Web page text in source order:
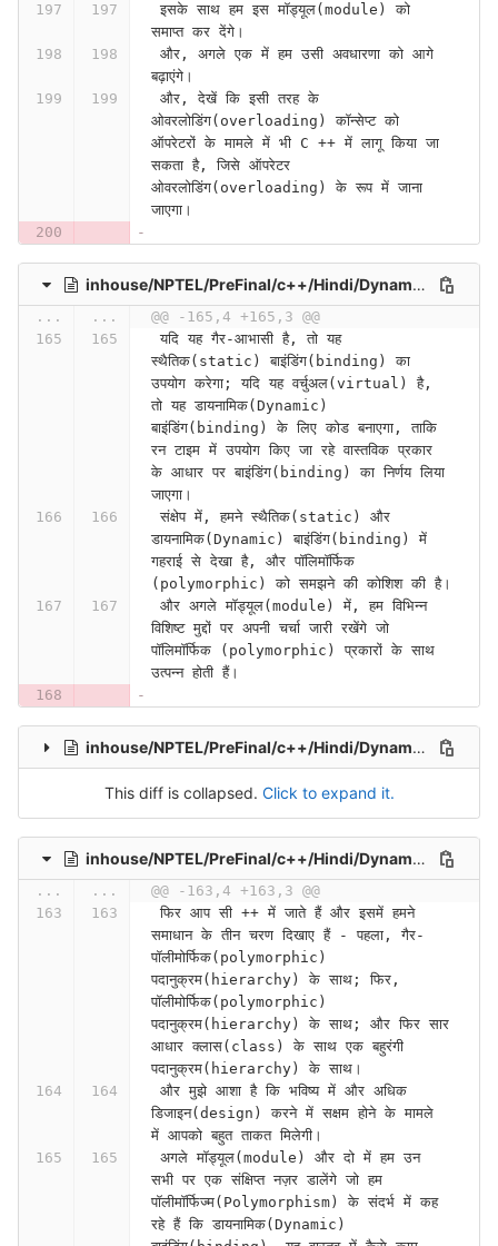
इसके साथ हम इस मॉड्यूल(module) को
समाप्त कर देंगे।
बढ़ाएंगे।
ओवरलोडिंग(overloading) कॉन्सेप्ट को
ऑपरेटरों के मामले में भी C ++ में लागू किया जा
सकता है, जिसे ऑपरेटर
ओवरलोडिंग(overloading) के रूप में जाना
जाएगा।
inhouse/NPTEL/PreFinal/c++/Hindi/Dynamic Binding (Polymorphism) Part II (Lecture 42)-HFeIaDqjyH4
... ...
@@ -165,4 +165,3 @@
यदि यह गैर-आभासी है, तो यह
स्थैतिक(static) बाइंडिंग(binding) का
उपयोग करेगा; यदि यह वर्चुअल(virtual) है,
तो यह डायनामिक(Dynamic)
बाइंडिंग(binding) के लिए कोड बनाएगा, ताकि
रन टाइम में उपयोग किए जा रहे वास्तविक प्रकार
के आधार पर बाइंडिंग(binding) का निर्णय लिया
जाएगा।
संक्षेप में, हमने स्थैतिक(static) और
डायनामिक(Dynamic) बाइंडिंग(binding) में
गहराई से देखा है, और पॉलिमॉर्फिक
(polymorphic) को समझने की कोशिश की है।
विशिष्ट मुद्दों पर अपनी चर्चा जारी रखेंगे जो
पॉलिमॉर्फिक (polymorphic) प्रकारों के साथ
उत्पन्न होती हैं।
inhouse/NPTEL/PreFinal/c++/Hindi/Dynamic Binding (Polymorphism) Part IV (Lecture 44)-QZu133Opz9U
This diff is collapsed. Click to expand it.
inhouse/NPTEL/PreFinal/c++/Hindi/Dynamic Binding (Polymorphism) Part V (Lecture 45)-qtKLNlB-p-w
... ...
@@ -163,4 +163,3 @@
फिर आप सी ++ में जाते हैं और इसमें हमने
समाधान के तीन चरण दिखाए हैं - पहला, गैर-
पॉलीमोर्फिक(polymorphic)
पदानुक्रम(hierarchy) के साथ; फिर,
पॉलीमोर्फिक(polymorphic)
पदानुक्रम(hierarchy) के साथ; और फिर सार
आधार क्लास(class) के साथ एक बहुरंगी
पदानुक्रम(hierarchy) के साथ।
डिजाइन(design) करने में सक्षम होने के मामले
में आपको बहुत ताकत मिलेगी।
सभी पर एक संक्षिप्त नज़र डालेंगे जो हम
पॉलीमॉर्फिज्म(Polymorphism) के संदर्भ में कह
रहे हैं कि डायनामिक(Dynamic)